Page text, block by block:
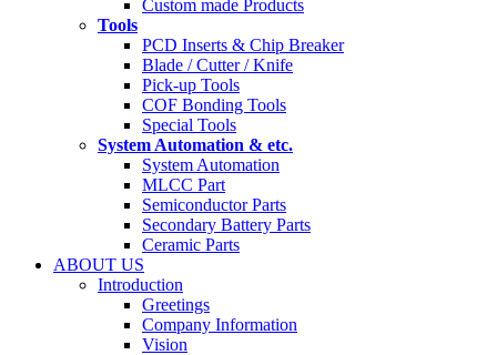
Custom made Products
Tools
PCD Inserts & Chip Breaker
Blade / Cutter / Knife
Pick-up Tools
COF Bonding Tools
Special Tools
System Automation & etc.
System Automation
MLCC Part
Semiconductor Parts
Secondary Battery Parts
Ceramic Parts
ABOUT US
Introduction
Greetings
Company Information
Vision